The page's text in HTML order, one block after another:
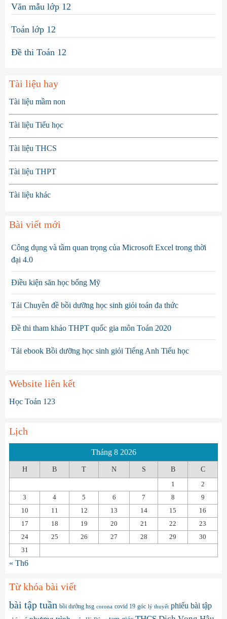
Văn mẫu lớp 12
Toán lớp 12
Đề thi Toán 12
Tài liệu hay
Tài liệu mầm non
Tài liệu Tiểu học
Tài liệu THCS
Tài liệu THPT
Tài liệu khác
Bài viết mới
Công dụng và tầm quan trọng của Microsoft Excel trong thời
đại 4.0
Điều kiện săn học bổng Mỹ
Tải Chuyên đề bồi dưỡng học sinh giỏi toán đa thức
Đề thi tham khảo THPT quốc gia môn Toán 2020
Tải ebook Bồi dưỡng học sinh giỏi Tiếng Anh Tiểu học
Website liên kết
Học Toán 123
Lịch
Tháng 8 2026
H B T N S B C
1
2
3
4 5 6 7 8
9
10
11 12 13 14 15
16
17
18 19 20 21 22
23
24
25 26 27 28 29
30
31
« Th6
Từ khóa bài viết
bài tập tuần bồi dưỡng hsg corona covid 19 góc lý thuyết phiếu bài tập